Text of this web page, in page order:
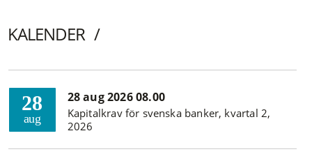
KALENDER
28
aug
28 aug 2026 08.00
Kapitalkrav för svenska banker, kvartal 2,
2026